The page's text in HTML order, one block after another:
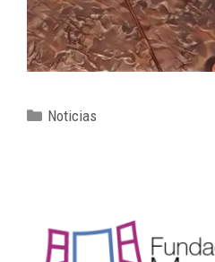
Noticias